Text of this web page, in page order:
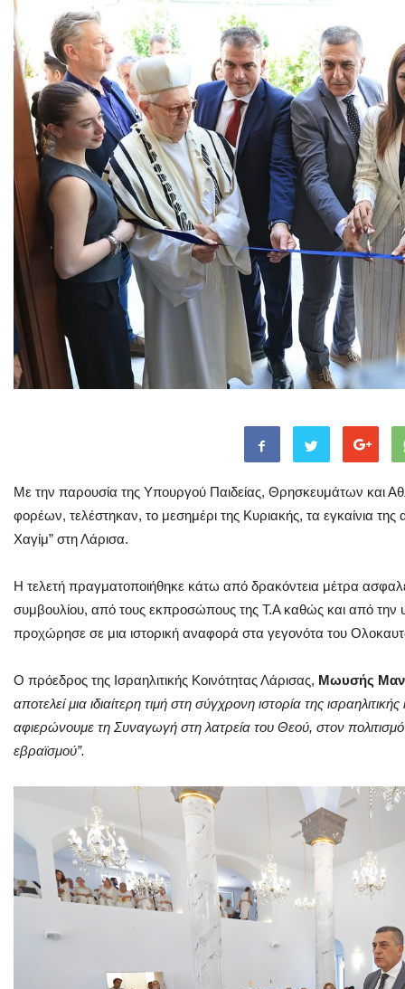
Με την παρουσία της Υπουργού Παιδείας, Θρησκευμάτων και
φορέων, τελέστηκαν, το μεσημέρι της Κυριακής, τα εγκαίνια
Χαγίμ” στη Λάρισα.
Η τελετή πραγματοποιήθηκε κάτω από δρακόντεια μέτρα
συμβουλίου, από τους εκπροσώπους της Τ.Α καθώς και από
προχώρησε σε μια ιστορική αναφορά στα γεγονότα του
Ο πρόεδρος της Ισραηλιτικής Κοινότητας Λάρισας, Μωυσής
αποτελεί μια ιδιαίτερη τιμή στη σύγχρονη ιστορία της
αφιερώνουμε τη Συναγωγή στη λατρεία του Θεού, στον πολιτισμό
εβραϊσμού”.